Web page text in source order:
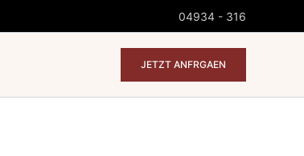
04934 - 316
JETZT ANFRGAEN